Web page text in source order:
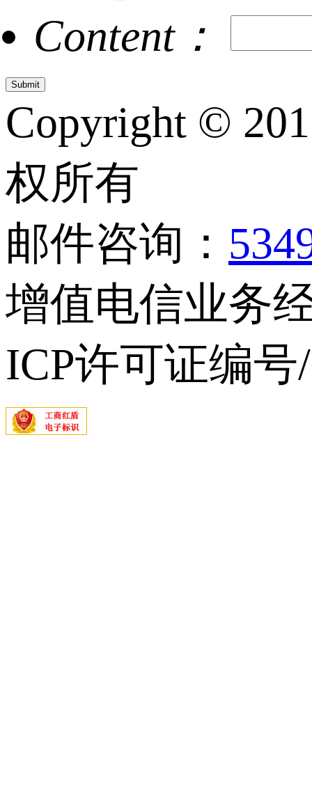
Content：
Copyright ©
权所有
邮件咨询：
增值电信业务
ICP许可证编号